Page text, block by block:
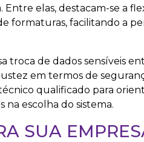
elas, destacam-se a
formaturas, facilitando a
troca de dados sensíveis
em termos de
qualificado para
escolha do sistema.
SUA